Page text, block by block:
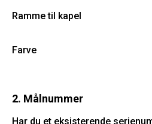
Ramme til kapel
Farve
2. Målnummer
Har du et eksisterende